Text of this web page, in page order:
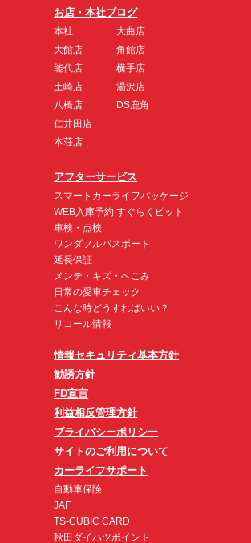
お店・本社ブログ
本社
大館店
能代店
土崎店
八橋店
仁井田店
本荘店
大曲店
角館店
横手店
湯沢店
DS鹿角
アフターサービス
スマートカーライフパッケージ
WEB入庫予約 すぐらくピット
車検・点検
ワンダフルパスポート
延長保証
メンテ・キズ・へこみ
日常の愛車チェック
こんな時どうすればいい？
リコール情報
情報セキュリティ基本方針
勧誘方針
FD宣言
利益相反管理方針
プライバシーポリシー
サイトのご利用について
カーライフサポート
自動車保険
JAF
TS-CUBIC CARD
秋田ダイハツポイント